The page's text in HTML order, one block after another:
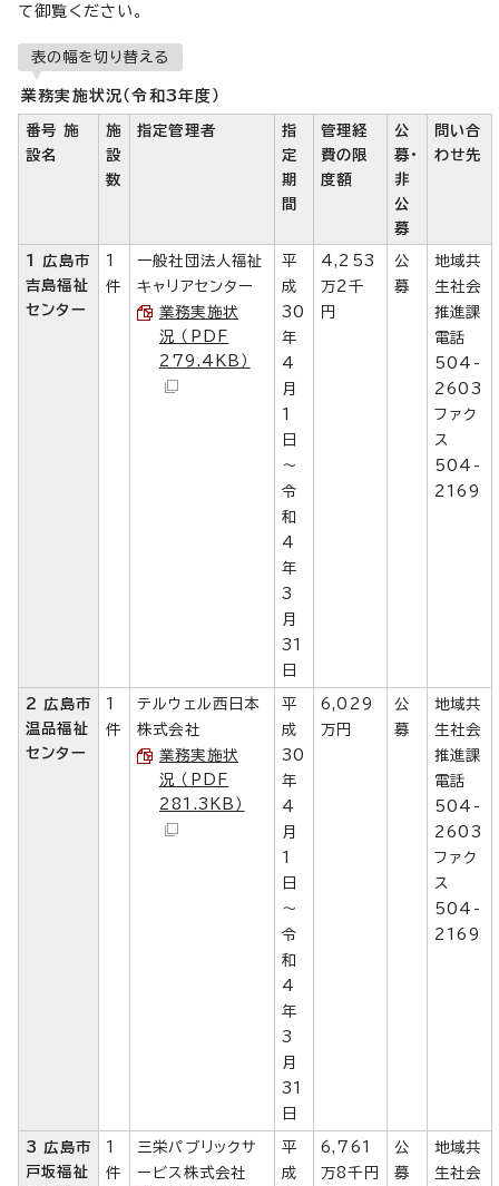
て御覧ください。
表の幅を切り替える
業務実施状況（令和3年度）
番号 施
設名
施
設
数
指定管理者
指
定
期
間
管理経
費の限
度額
公
募・
非
公
募
問い合
わせ先
1 広島市
吉島福祉
センター
1
件
一般社団法人福祉
キャリアセンター
業務実施状
況 （PDF
279.4KB）
平
成
30
年
4
月
1
日
～
令
和
4
年
3
月
31
日
4,253
万2千
円
公
募
地域共
生社会
推進課
電話
504-
2603
ファク
ス
504-
2169
2 広島市
温品福祉
センター
1
件
テルウェル西日本
株式会社
業務実施状
況 （PDF
281.3KB）
平
成
30
年
4
月
1
日
～
令
和
4
年
3
月
31
日
6,029
万円
公
募
地域共
生社会
推進課
電話
504-
2603
ファク
ス
504-
2169
3 広島市
戸坂福祉
1
件
三栄パブリックサ
ービス株式会社
平
成
6,761
万8千円
公
募
地域共
生社会